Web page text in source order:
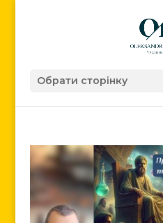
Обрати сторінку